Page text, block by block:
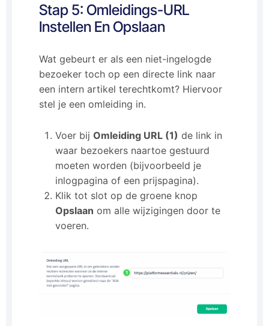
Stap 5: Omleidings-URL
Instellen En Opslaan
Wat gebeurt er als een niet-ingelogde
bezoeker toch op een directe link naar
een intern artikel terechtkomt? Hiervoor
stel je een omleiding in.
Voer bij Omleiding URL (1) de link in
waar bezoekers naartoe gestuurd
moeten worden (bijvoorbeeld je
inlogpagina of een prijspagina).
Klik tot slot op de groene knop
Opslaan om alle wijzigingen door te
voeren.